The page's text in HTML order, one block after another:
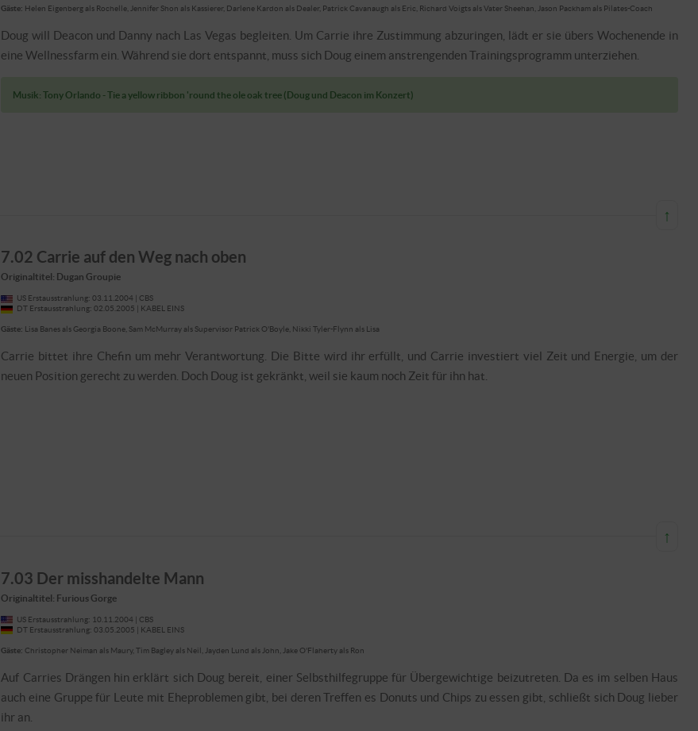
Gäste: Helen Eigenberg als Rochelle, Jennifer Shon als Kassierer, Darlene Kardon als Dealer, Patrick Cavanaugh als Eric, Richard Voigts als Vater Sheehan, Jason Packham als Pilates-Coach
Doug will Deacon und Danny nach Las Vegas begleiten. Um Carrie ihre Zustimmung abzuringen, lädt er sie übers Wochenende in
eine Wellnessfarm ein. Während sie dort entspannt, muss sich Doug einem anstrengenden Trainingsprogramm unterziehen.
Musik: Tony Orlando - Tie a yellow ribbon 'round the ole oak tree (Doug und Deacon im Konzert)
↑
7.02 Carrie auf den Weg nach oben
Originaltitel: Dugan Groupie
US Erstausstrahlung: 03.11.2004 | CBS
DT Erstausstrahlung: 02.05.2005 | KABEL EINS
Gäste: Lisa Banes als Georgia Boone, Sam McMurray als Supervisor Patrick O'Boyle, Nikki Tyler-Flynn als Lisa
Carrie bittet ihre Chefin um mehr Verantwortung. Die Bitte wird ihr erfüllt, und Carrie investiert viel Zeit und Energie, um der
neuen Position gerecht zu werden. Doch Doug ist gekränkt, weil sie kaum noch Zeit für ihn hat.
↑
7.03 Der misshandelte Mann
Originaltitel: Furious Gorge
US Erstausstrahlung: 10.11.2004 | CBS
DT Erstausstrahlung: 03.05.2005 | KABEL EINS
Gäste: Christopher Neiman als Maury, Tim Bagley als Neil, Jayden Lund als John, Jake O'Flaherty als Ron
Auf Carries Drängen hin erklärt sich Doug bereit, einer Selbsthilfegruppe für Übergewichtige beizutreten. Da es im selben Haus
auch eine Gruppe für Leute mit Eheproblemen gibt, bei deren Treffen es Donuts und Chips zu essen gibt, schließt sich Doug lieber
ihr an.